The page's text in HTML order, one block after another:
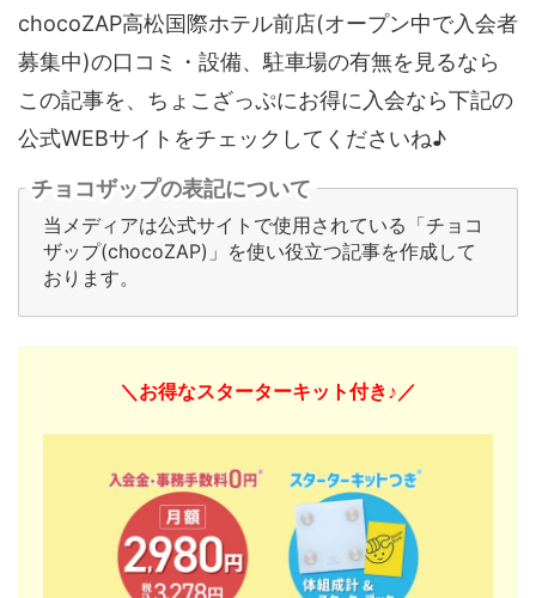
chocoZAP高松国際ホテル前店(オープン中で入会者
募集中)の口コミ・設備、駐車場の有無を見るなら
この記事を、ちょこざっぷにお得に入会なら下記の
公式WEBサイトをチェックしてくださいね♪
チョコザップの表記について
当メディアは公式サイトで使用されている「チョコ
ザップ(chocoZAP)」を使い役立つ記事を作成して
おります。
＼お得なスターターキット付き♪／